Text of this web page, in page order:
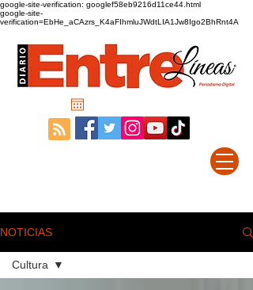
google-site-verification: googlef58eb9216d11ce44.html
google-site-
verification=EbHe_aCAzrs_K4aFIhmluJWdtLIA1Jw8Igo2BhRnt4A
NOTICIAS
Cultura